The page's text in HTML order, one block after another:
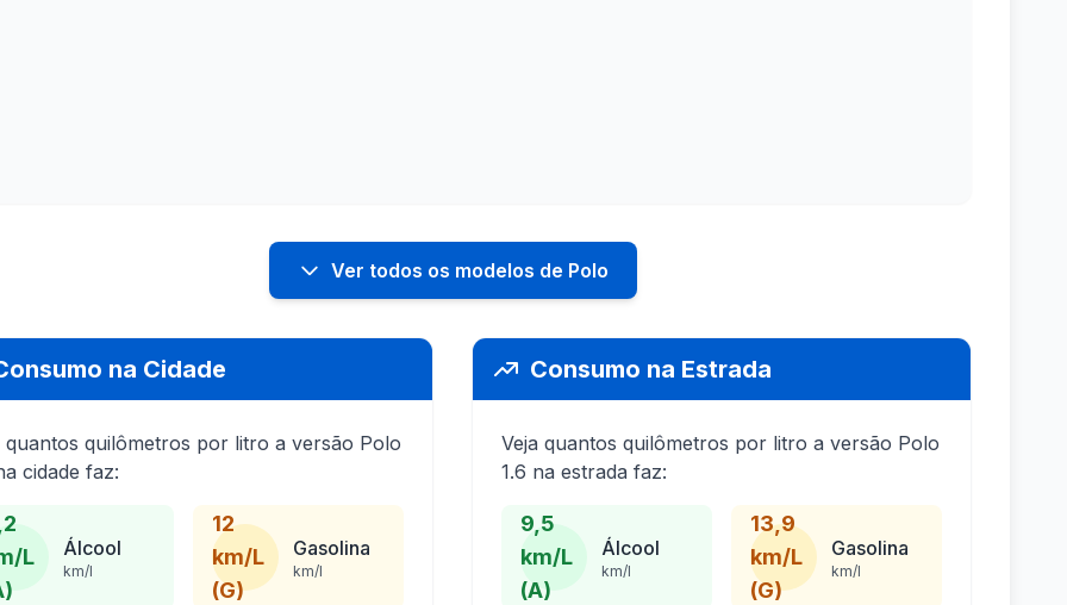
Ver todos os modelos de Polo
na Cidade
quantos quilômetros por litro a versão Polo
cidade faz:
L
Álcool
km/l
12
km/L
(G)
Gasolina
km/l
Consumo na Estrada
Veja quantos quilômetros por litro a versão Polo
1.6 na estrada faz:
9,5
km/L
(A)
Álcool
km/l
13,9
km/L
(G)
Gasolina
km/l